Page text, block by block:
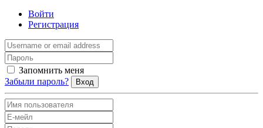
Войти
Регистрация
Запомнить меня
Забыли пароль?
Вход